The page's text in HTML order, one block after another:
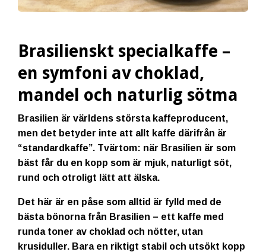
Brasilienskt specialkaffe –
en symfoni av choklad,
mandel och naturlig sötma
Brasilien är världens största kaffeproducent,
men det betyder inte att allt kaffe därifrån är
“standardkaffe”. Tvärtom: när Brasilien är som
bäst får du en kopp som är mjuk, naturligt söt,
rund och otroligt lätt att älska.
Det här är en påse som alltid är fylld med de
bästa bönorna från Brasilien – ett kaffe med
runda toner av choklad och nötter, utan
krusiduller. Bara en riktigt stabil och utsökt kopp